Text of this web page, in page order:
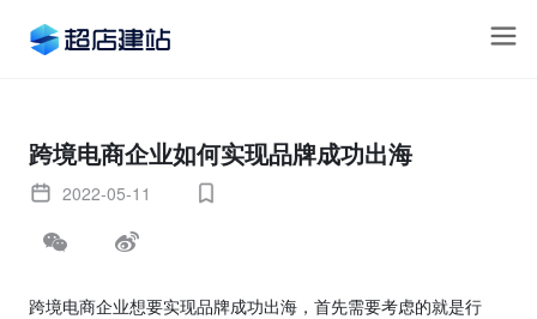
跨境电商企业如何实现品牌成功出海
2022-05-11
跨境电商企业想要实现品牌成功出海，首先需要考虑的就是行